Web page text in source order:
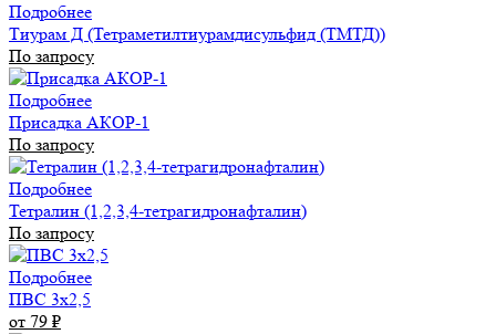
Подробнее
Тиурам Д (Тетраметилтиурамдисульфид (ТМТД))
По запросу
Подробнее
Присадка АКОР-1
По запросу
Подробнее
Тетралин (1,2,3,4-тетрагидронафталин)
По запросу
Подробнее
ПВС 3х2,5
от 79 ₽